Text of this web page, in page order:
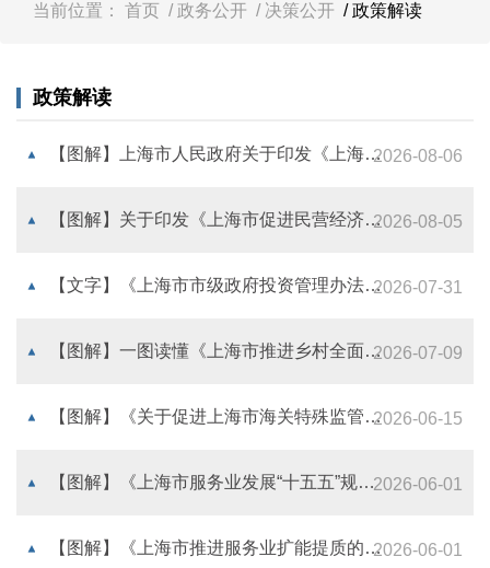
当前位置： 首页 / 政务公开 / 决策公开 / 政策解读
政策解读
【图解】上海市人民政府关于印发《上海市公共服务发展“十五五”规划》的通知2026-08-06
【图解】关于印发《上海市促进民营经济发展“十五五”规划》的通知2026-08-05
【文字】《上海市市级政府投资管理办法》解读2026-07-31
【图解】一图读懂《上海市推进乡村全面振兴“十五五”规划》2026-07-09
【图解】《关于促进上海市海关特殊监管区域转型升级高质量发展的若干措施》解读2026-06-15
【图解】《上海市服务业发展“十五五”规划》解读2026-06-01
【图解】《上海市推进服务业扩能提质的实施意见》解读2026-06-01